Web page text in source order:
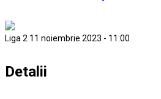
Liga 2 11 noiembrie 2023 - 11:00
Detalii